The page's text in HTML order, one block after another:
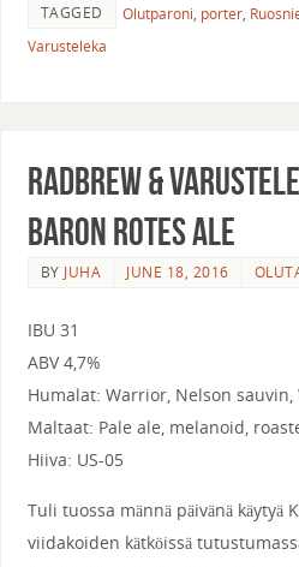
TAGGED Olutparoni, porter,
Varusteleka
Radbrew &
Baron rotes ale
BY JUHA JUNE 18, 2016
IBU 31
ABV 4,7%
Humalat: Warrior, Nelson
Maltaat: Pale ale, melanoid,
Hiiva: US-05
Tuli tuossa männä päivänä käytyä
viidakoiden kätköissä